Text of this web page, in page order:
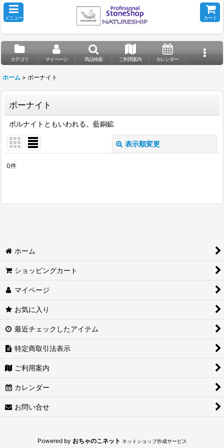
メニュー カート
カテゴリ マイページ 商品検索 ご利用案内 カレンダー
ホーム > ボーナイト
ボーナイト
ボルナイトともいわれる。藍銅鉱
表示順変更
0件
ホーム
ショッピングカート
マイページ
お気に入り
最近チェックしたアイテム
特定商取引法表示
ご利用案内
カレンダー
お問い合せ
Powered by おちゃのこネット ネットショップ作成サービス